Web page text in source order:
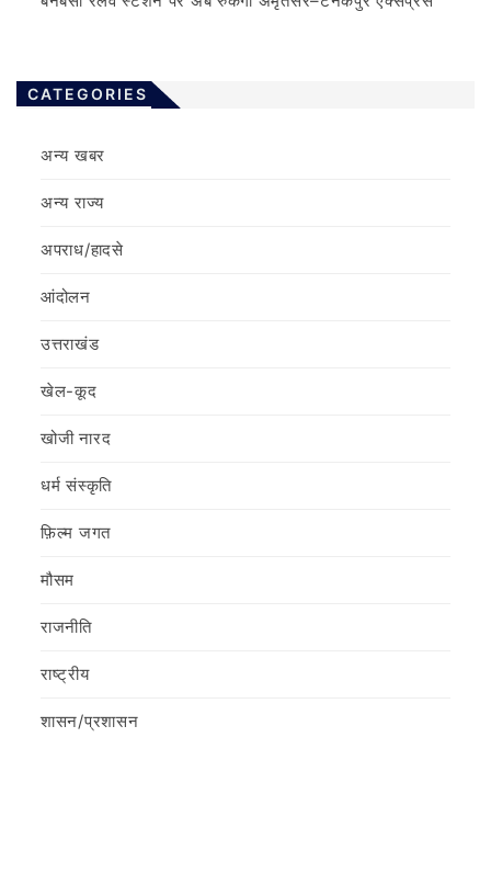
CATEGORIES
अन्य खबर
अन्य राज्य
अपराध/हादसे
आंदोलन
उत्तराखंड
खेल-कूद
खोजी नारद
धर्म संस्कृति
फ़िल्‍म जगत
मौसम
राजनीति
राष्ट्रीय
शासन/प्रशासन